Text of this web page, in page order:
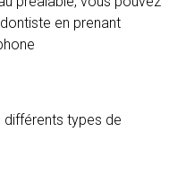
en prenant
types de